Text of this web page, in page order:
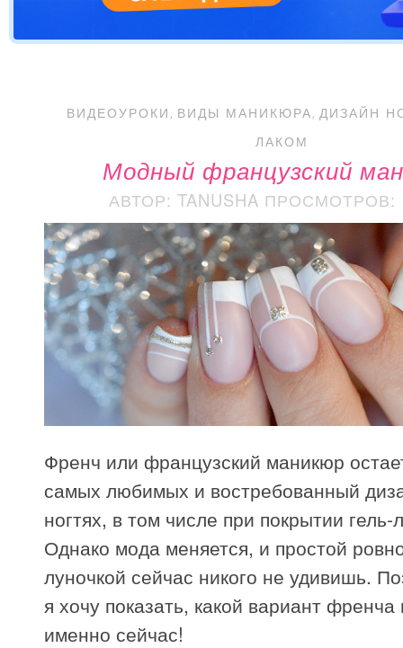
ВИДЕОУРОКИ, ВИДЫ МАНИКЮРА, ДИЗАЙН
ЛАКОМ
Модный французский
АВТОР: TANUSHA ПРОСМОТРОВ:
Френч или французский маникюр
самых любимых и востребованный
ногтях, в том числе при покрытии гель-
Однако мода меняется, и простой
луночкой сейчас никого не удивишь.
я хочу показать, какой вариант
именно сейчас!